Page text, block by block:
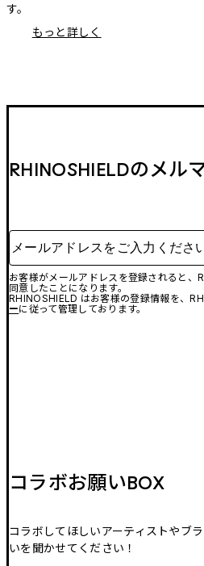
す。
もっと詳しく
RHINOSHIELDのメル
メールアドレスをご入力ください
お客様がメールアドレスを登録されると、
同意したことになります。
RHINOSHIELD はお客様の登録情報を、
ーに従って管理しております。
コラボお願いBOX
コラボしてほしいアーティストやブ
いを聞かせてください！